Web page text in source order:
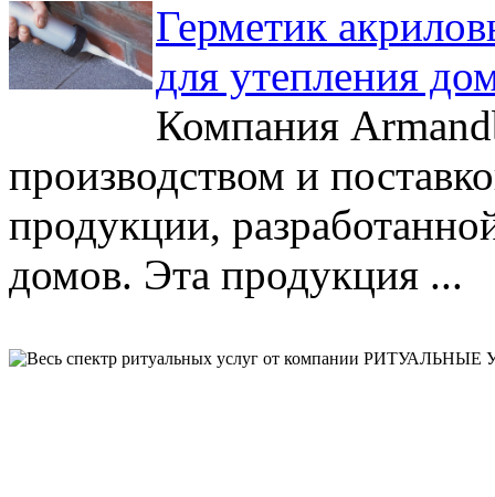
Герметик
для утепления
Компания
производством и
продукции,
домов. Эта продукция ...